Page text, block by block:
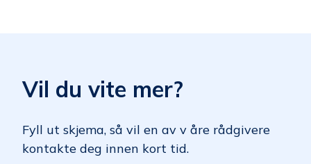
Vil du vite mer?
Fyll ut skjema, så vil en av v åre rådgivere
kontakte deg innen kort tid.